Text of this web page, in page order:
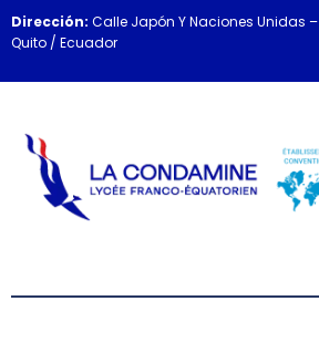
Dirección: Calle Japón Y Naciones Unidas –
Quito / Ecuador